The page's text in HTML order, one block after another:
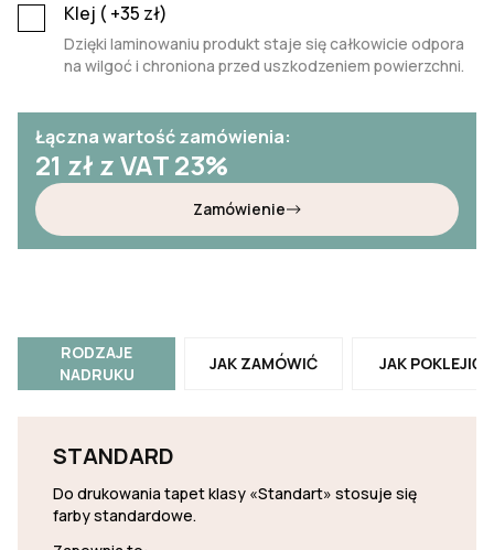
Klej ( +35 zł)
Dzięki laminowaniu produkt staje się całkowicie odpora
na wilgoć i chroniona przed uszkodzeniem powierzchni.
Łączna wartość zamówienia:
21 zł z VAT 23%
Zamówienie
RODZAJE
NADRUKU
JAK ZAMÓWIĆ JAK POKLEJIĆ
STANDARD
Do drukowania tapet klasy «Standart» stosuje się
farby standardowe.